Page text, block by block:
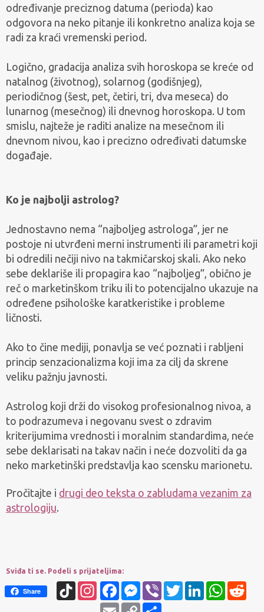
određivanje preciznog datuma (perioda) kao
odgovora na neko pitanje ili konkretno analiza koja se
radi za kraći vremenski period.
Logično, gradacija analiza svih horoskopa se kreće od
natalnog (životnog), solarnog (godišnjeg),
periodičnog (šest, pet, četiri, tri, dva meseca) do
lunarnog (mesečnog) ili dnevnog horoskopa. U tom
smislu, najteže je raditi analize na mesečnom ili
dnevnom nivou, kao i precizno određivati datumske
događaje.
Ko je najbolji astrolog?
Jednostavno nema “najboljeg astrologa”, jer ne
postoje ni utvrđeni merni instrumenti ili parametri koji
bi odredili nečiji nivo na takmičarskoj skali. Ako neko
sebe deklariše ili propagira kao “najboljeg”, obično je
reč o marketinškom triku ili to potencijalno ukazuje na
određene psihološke karatkeristike i probleme
ličnosti.
Ako to čine mediji, ponavlja se već poznati i rabljeni
princip senzacionalizma koji ima za cilj da skrene
veliku pažnju javnosti.
Astrolog koji drži do visokog profesionalnog nivoa, a
to podrazumeva i negovanu svest o zdravim
kriterijumima vrednosti i moralnim standardima, neće
sebe deklarisati na takav način i neće dozvoliti da ga
neko marketinški predstavlja kao scensku marionetu.
Pročitajte i drugi deo teksta o zabludama vezanim za
astrologiju.
Sviđa ti se. Podeli s prijateljima:
Share
TikTok InstagramFacebookMessenger
Viber Twitter LinkedIn WhatsApp
Email
Copy